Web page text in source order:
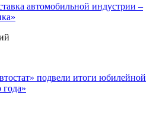
автомобильной индустрии –
подвели итоги юбилейной